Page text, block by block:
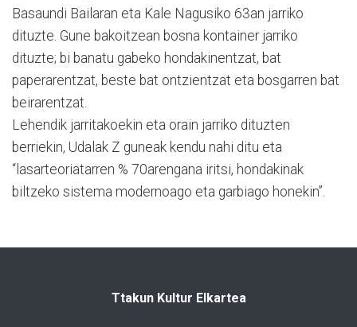
Basaundi Bailaran eta Kale Nagusiko 63an jarriko
dituzte. Gune bakoitzean bosna kontainer jarriko
dituzte; bi banatu gabeko hondakinentzat, bat
paperarentzat, beste bat ontzientzat eta bosgarren bat
beirarentzat.
Lehendik jarritakoekin eta orain jarriko dituzten
berriekin, Udalak Z guneak kendu nahi ditu eta
“lasarteoriatarren % 70arengana iritsi, hondakinak
biltzeko sistema modernoago eta garbiago honekin”.
Ttakun Kultur Elkartea